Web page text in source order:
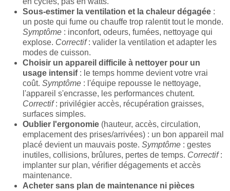
Sous-estimer la ventilation et la chaleur dégagée :
un poste qui fume ou chauffe trop ralentit tout le monde.
Symptôme : inconfort, odeurs, fumées, nettoyage qui
explose. Correctif: valider la ventilation et adapter les
modes de cuisson.
Choisir un appareil difficile à nettoyer pour un
usage intensif : le temps homme devient votre vrai
coût. Symptôme : l'équipe repousse le nettoyage,
l'appareil s'encrasse, les performances chutent.
Correctif: privilégier accès, récupération graisses,
surfaces simples.
Oublier l'ergonomie (hauteur, accès, circulation,
emplacement des prises/arrivées) : un bon appareil mal
placé devient un mauvais poste. Symptôme : gestes
inutiles, collisions, brûlures, pertes de temps. Correctif:
implanter sur plan, vérifier dégagements et accès
maintenance.
Acheter sans plan de maintenance ni pièces